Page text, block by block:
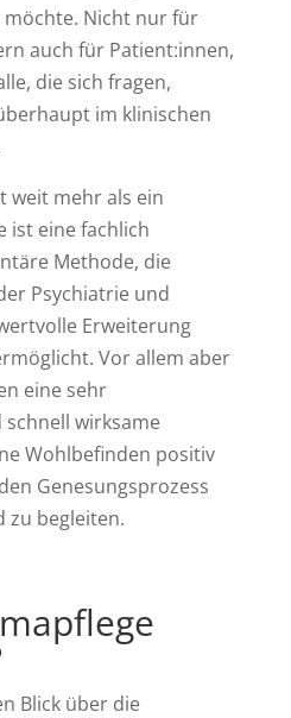
Nicht nur für
auch für Patient:innen,
die sich fragen,
im klinischen
weit mehr als ein
ist eine fachlich
Methode, die
Psychiatrie und
Erweiterung
Vor allem aber
eine sehr
wirksame
Wohlbefinden positiv
Genesungsprozess
zu begleiten.
Blick über die